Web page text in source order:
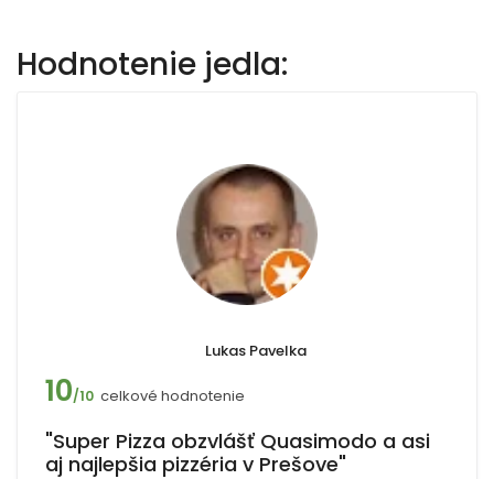
Hodnotenie jedla:
Lukas Pavelka
10/10 celkové hodnotenie
"Super Pizza obzvlášť Quasimodo a asi
aj najlepšia pizzéria v Prešove"